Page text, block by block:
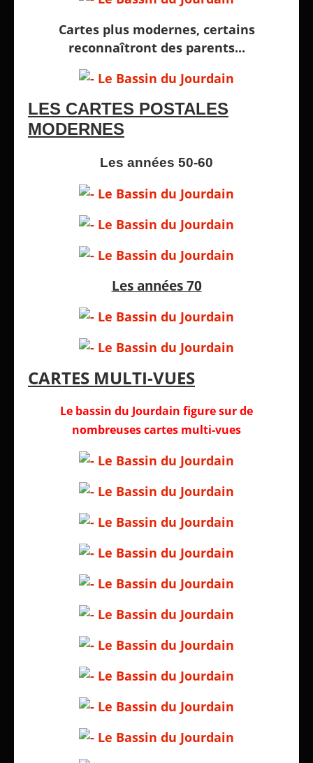
Cartes plus modernes, certains
reconnaîtront des parents...
LES CARTES POSTALES
MODERNES
Les années 50-60
Les années 70
CARTES MULTI-VUES
Le bassin du Jourdain figure sur de
nombreuses cartes multi-vues